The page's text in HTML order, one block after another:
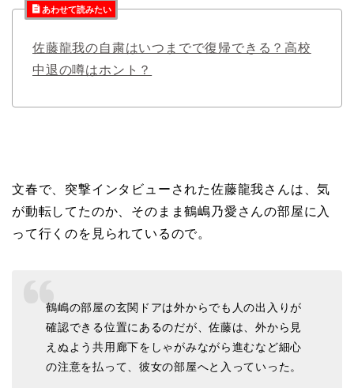
あわせて読みたい
佐藤龍我の自粛はいつまでで復帰できる？高校
中退の噂はホント？
文春で、突撃インタビューされた佐藤龍我さんは、気
が動転してたのか、そのまま鶴嶋乃愛さんの部屋に入
って行くのを見られているので。
鶴嶋の部屋の玄関ドアは外からでも人の出入りが
確認できる位置にあるのだが、佐藤は、外から見
えぬよう共用廊下をしゃがみながら進むなど細心
の注意を払って、彼女の部屋へと入っていった。